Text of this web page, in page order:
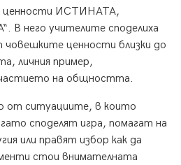
ценности ИСТИНАТА,
него учителите споделиха
ценности близки до
личния пример,
на общността.
от ситуациите, в които
споделят игра, помагат на
или правят избор как да
стои внимателната